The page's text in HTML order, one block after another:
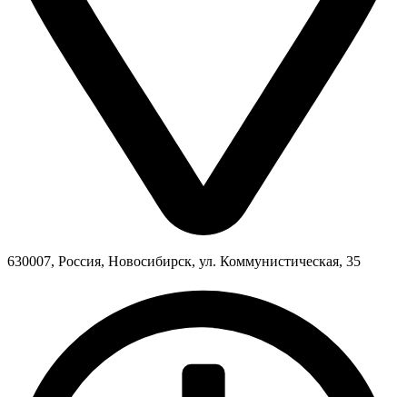
630007, Россия, Новосибирск, ул. Коммунистическая, 35